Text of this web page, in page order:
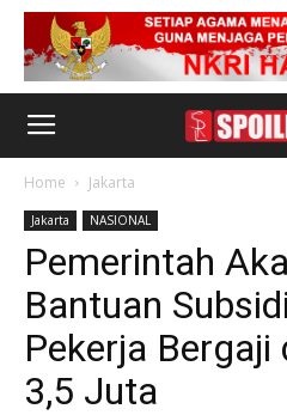
Home Jakarta
Jakarta NASIONAL
Pemerintah
Bantuan
Pekerja Bergaji
3,5 Juta